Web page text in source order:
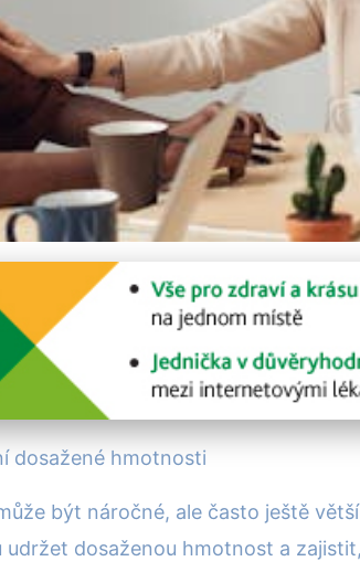
Králová
dosažené hmotnosti
být náročné, ale často ještě
dosaženou hmotnost a